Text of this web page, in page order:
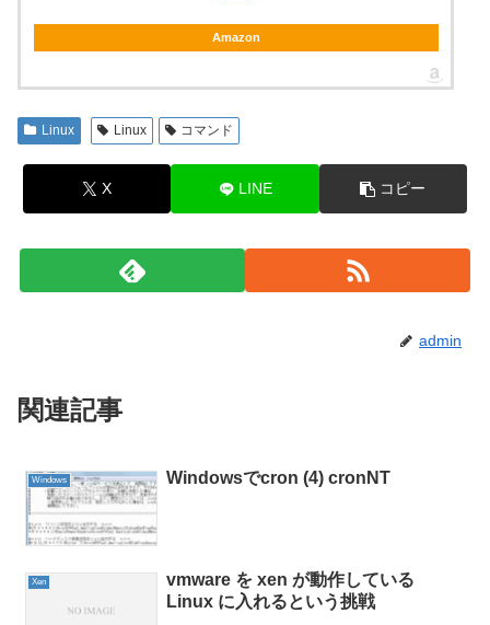
Amazon
Linux Linux コマンド
X LINE コピー
admin
関連記事
Windows Windowsでcron (4) cronNT
Xen
vmware を xen が動作している
Linux に入れるという挑戦